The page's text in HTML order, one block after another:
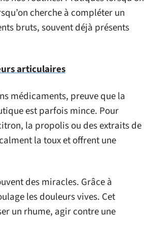
cherche à compléter un
bruts, souvent déjà présents
articulaires
médicaments, preuve que la
est parfois mince. Pour
la propolis ou des extraits de
la toux et offrent une
des miracles. Grâce à
les douleurs vives. Cet
un rhume, agir contre une